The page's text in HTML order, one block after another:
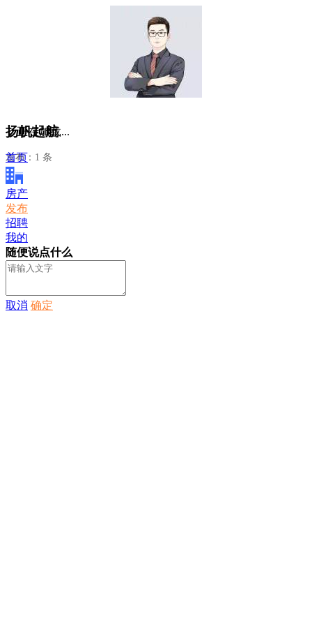
扬帆起航
发布：1 条
正在加载...
首页
房产
发布
招聘
我的
随便说点什么
取消 确定